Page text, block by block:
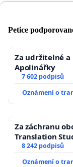
Petice
Za udržitelné
Apolinářky
7 602 podpisů
Oznámení o
Za záchranu
Translation
University
8 242 podpisů
Oznámení o